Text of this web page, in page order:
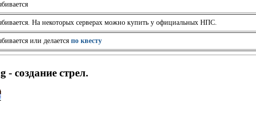
На некоторых серверах можно купить у официальных НПС.
или делается по квесту
создание стрел.